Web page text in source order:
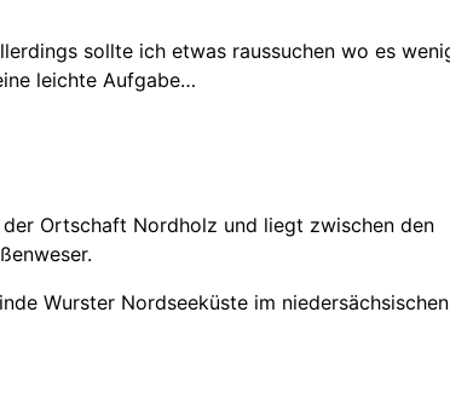
sollte ich etwas raussuchen wo es
leichte Aufgabe…
Ortschaft Nordholz und liegt zwischen den
Wurster Nordseeküste im niedersächsischen